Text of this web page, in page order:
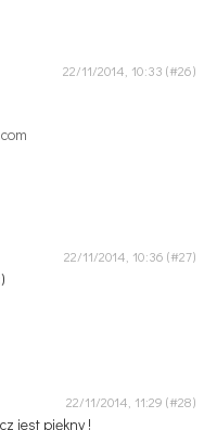
22/11/2014, 10:33
22/11/2014, 10:36
22/11/2014, 11:29
jest piękny !